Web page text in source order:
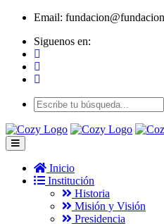
Email:
Siguenos en:
Inicio
Institución
Historia
Misión y Visión
Presidencia